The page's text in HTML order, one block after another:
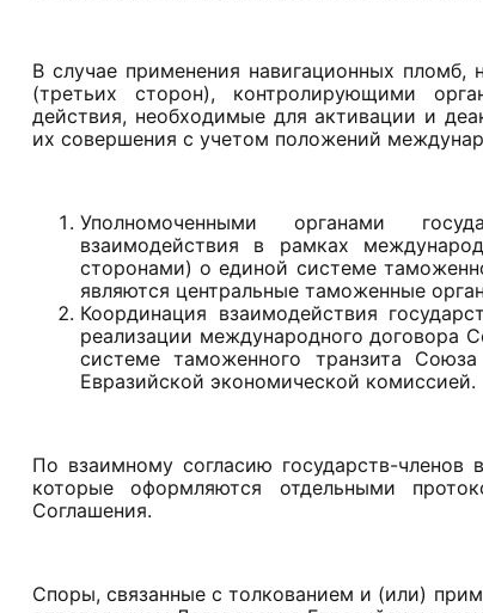
В случае применения навигационных
(третьих сторон), контролирующими
действия, необходимые для активации и
их совершения с учетом положений
Уполномоченными органами
взаимодействия в рамках
сторонами) о единой системе
являются центральные таможенные
Координация взаимодействия
реализации международного договора
системе таможенного транзита
Евразийской экономической комиссией.
По взаимному согласию государств-
которые оформляются отдельными
Соглашения.
Споры, связанные с толкованием и (или)